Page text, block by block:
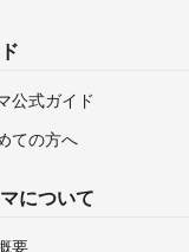
公式ガイド
ての方へ
について
要